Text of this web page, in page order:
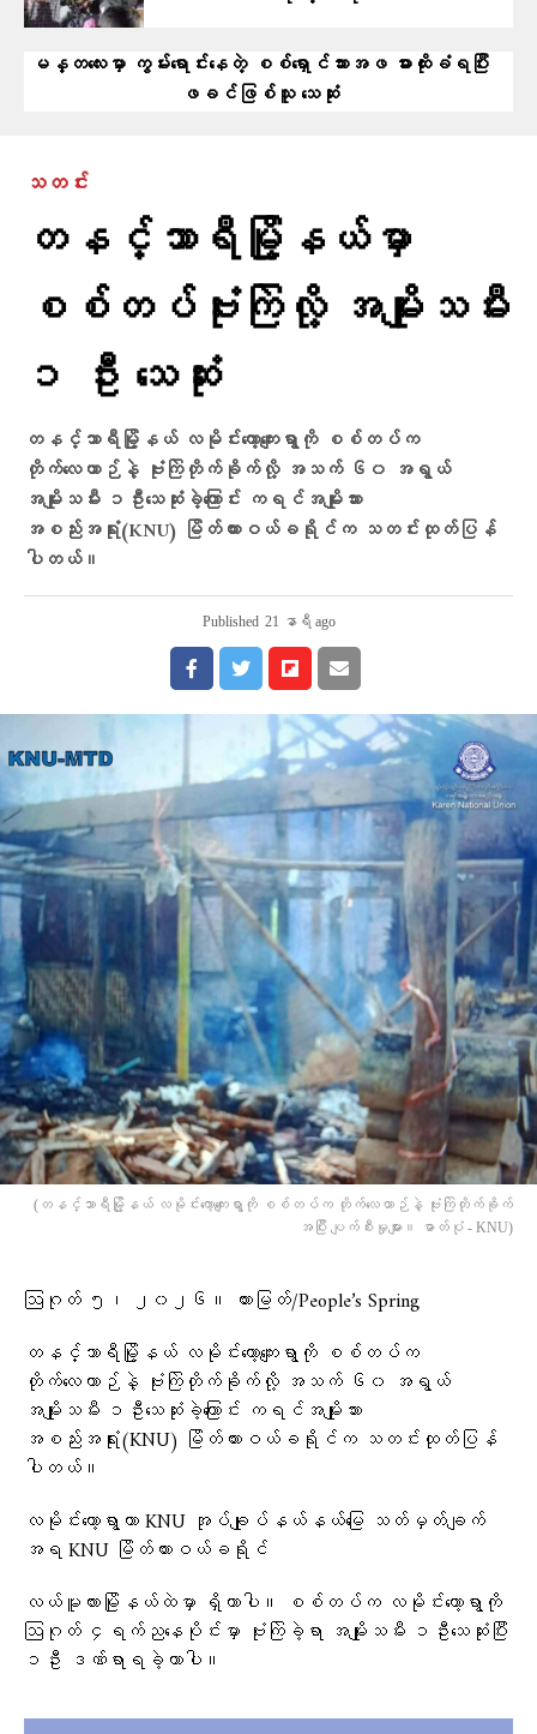
မန္တလေးမှာ ကွမ်းရောင်းနေတဲ့ စစ်ရှောင်သားအဖ ဓားထိုးခံရပြီး
ဖခင်ဖြစ်သူ သေဆုံး
သတင်း
တနင်္သာရီမြို့နယ်မှာ
စစ်တပ်ဗုံးကြဲလို့ အမျိုးသမီး
၁ ဦး သေဆုံး
တနင်္သာရီမြို့နယ် လမိုင်းကော့ကျေးရွာကို စစ်တပ်က
တိုက်လေယာဉ်နဲ့ ဗုံးကြဲတိုက်ခိုက်လို့ အသက် ၆၀ အရွယ်
အမျိုးသမီး ၁ဦးသေဆုံးခဲ့ကြောင်း ကရင်အမျိုးသား
အစည်းအရုံး(KNU) မြိတ်ထားဝယ်ခရိုင်က သတင်းထုတ်ပြန်
ပါတယ်။
Published 21 နာရီ ago
(တနင်္သာရီမြို့နယ် လမိုင်းကော့ကျေးရွာကို စစ်တပ်က တိုက်လေယာဉ်နဲ့ ဗုံးကြဲတိုက်ခိုက်
အပြီး ပျက်စီးမှုများ။ ဓာတ်ပုံ - KNU)
ဩဂုတ် ၅၊ ၂၀၂၆။ ထားမြတ်/People’s Spring
တနင်္သာရီမြို့နယ် လမိုင်းကော့ကျေးရွာကို စစ်တပ်က
တိုက်လေယာဉ်နဲ့ ဗုံးကြဲတိုက်ခိုက်လို့ အသက် ၆၀ အရွယ်
အမျိုးသမီး ၁ဦးသေဆုံးခဲ့ကြောင်း ကရင်အမျိုးသား
အစည်းအရုံး(KNU) မြိတ်ထားဝယ်ခရိုင်က သတင်းထုတ်ပြန်
ပါတယ်။
လမိုင်းကော့ရွာဟာ KNU အုပ်ချုပ်နယ်နယ်မြေ သတ်မှတ်ချက်
အရ KNU မြိတ်ထားဝယ်ခရိုင်
‎လယ်မူလားမြိုနယ်ထဲမှာ ရှိတာပါ။ စစ်တပ်က လမိုင်းကော့ရွာကို
ဩဂုတ် ၄ရက်ညနေပိုင်းမှာ ဗုံးကြဲခဲ့ရာ အမျိုးသမီး ၁ဦးသေဆုံးပြီး
၁ဦး ဒဏ်ရာရခဲ့တာပါ။